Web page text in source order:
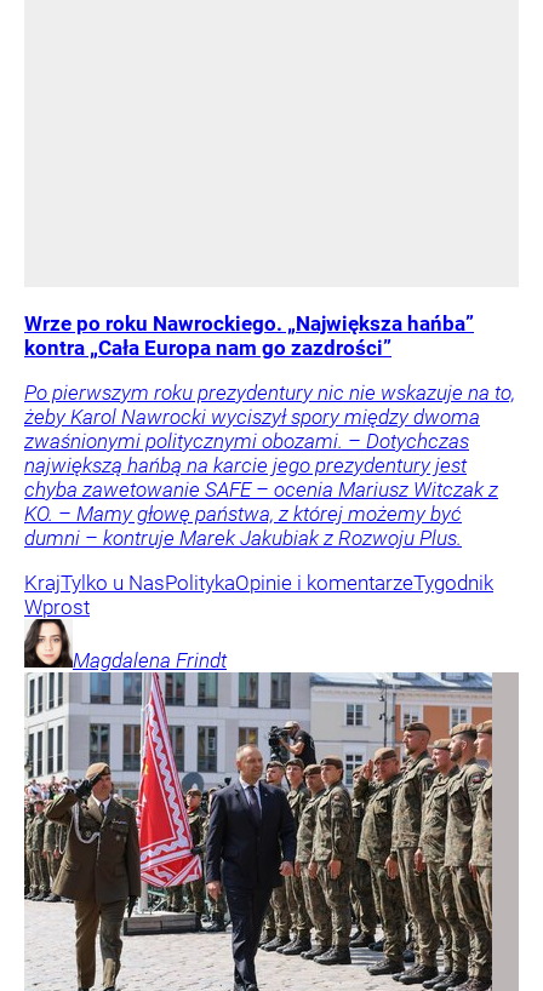
Wrze po roku Nawrockiego. „Największa hańba”
kontra „Cała Europa nam go zazdrości”
Po pierwszym roku prezydentury nic nie wskazuje na to,
żeby Karol Nawrocki wyciszył spory między dwoma
zwaśnionymi politycznymi obozami. – Dotychczas
największą hańbą na karcie jego prezydentury jest
chyba zawetowanie SAFE – ocenia Mariusz Witczak z
KO. – Mamy głowę państwa, z której możemy być
dumni – kontruje Marek Jakubiak z Rozwoju Plus.
KrajTylko u NasPolitykaOpinie i komentarzeTygodnik
Wprost
Magdalena Frindt